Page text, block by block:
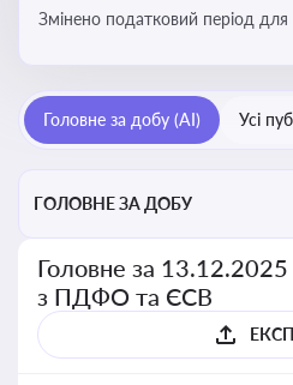
Змінено податковий період для
Головне за добу (AI) Усі
ГОЛОВНЕ ЗА ДОБУ
Головне за 13.12.2025
з ПДФО та ЄСВ